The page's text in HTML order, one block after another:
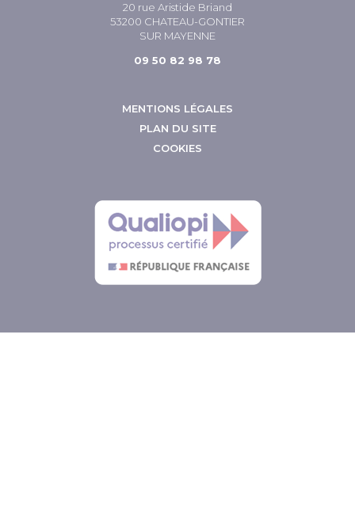
20 rue Aristide Briand
53200 CHATEAU-GONTIER
SUR MAYENNE
09 50 82 98 78
MENTIONS LÉGALES
PLAN DU SITE
COOKIES